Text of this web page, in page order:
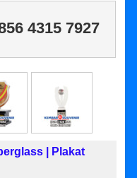
4315 7927
| Plakat